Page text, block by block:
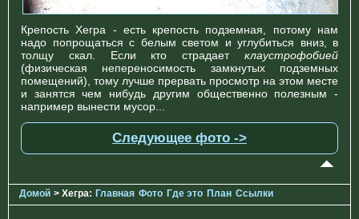
Крепость Хегра - есть крепость подземная, потому нам
надо попрощаться с белым светом и углубиться вниз, в
толщу скал. Если кто страдает клаустрофобией
(физическая непереносимость замкнутых подземных
помещений), тому лучше прервать просмотр на этом месте
и занятся чем нибудь другим общественно полезным -
например вынести мусор...
Следующее фото ->
Домой > Хегра: Главная Фото Где это План Ссылки